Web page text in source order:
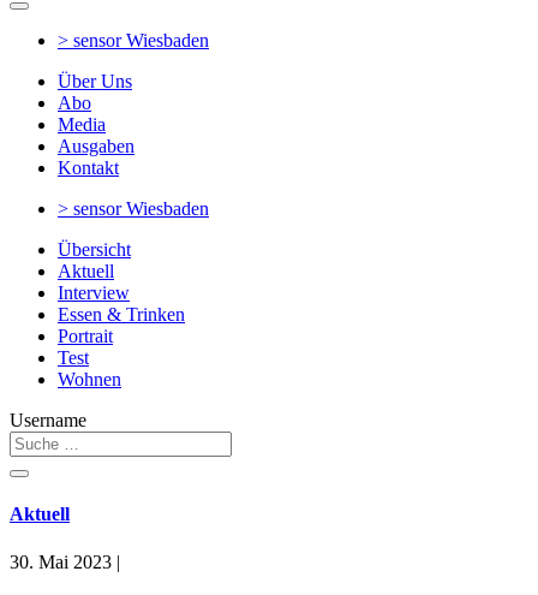
> sensorWiesbaden
Über Uns
Abo
Media
Ausgaben
Kontakt
> sensorWiesbaden
Übersicht
Aktuell
Interview
Essen & Trinken
Portrait
Test
Wohnen
Username
Aktuell
30. Mai 2023 |